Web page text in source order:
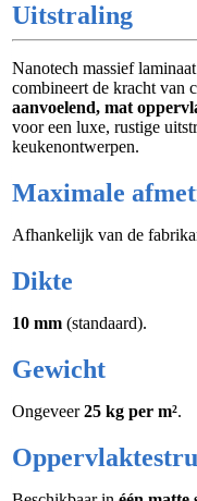
Uitstraling
Nanotech massief
combineert de kracht van
aanvoelend, mat
voor een luxe, rustige
keukenontwerpen.
Maximale
Afhankelijk van de
Dikte
10 mm (standaard).
Gewicht
Ongeveer25 kg per m².